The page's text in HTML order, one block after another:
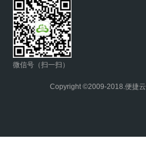
微信号（扫一扫）
Copyright ©2009-2018.便捷云